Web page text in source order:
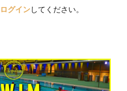
ログインしてください。